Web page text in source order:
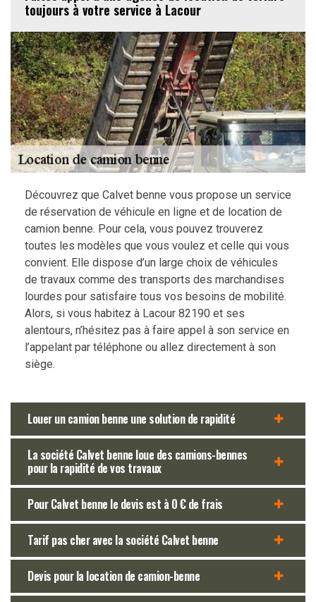
toujours à votre service à Lacour
Découvrez que Calvet benne vous propose un service
de réservation de véhicule en ligne et de location de
camion benne. Pour cela, vous pouvez trouverez
toutes les modèles que vous voulez et celle qui vous
convient. Elle dispose d’un large choix de véhicules
de travaux comme des transports des marchandises
lourdes pour satisfaire tous vos besoins de mobilité.
Alors, si vous habitez à Lacour 82190 et ses
alentours, n’hésitez pas à faire appel à son service en
l’appelant par téléphone ou allez directement à son
siège.
Louer un camion benne une solution de rapidité
La société Calvet benne loue des camions-bennes
pour la rapidité de vos travaux
Pour Calvet benne le devis est à 0 € de frais
Tarif pas cher avec la société Calvet benne
Devis pour la location de camion-benne